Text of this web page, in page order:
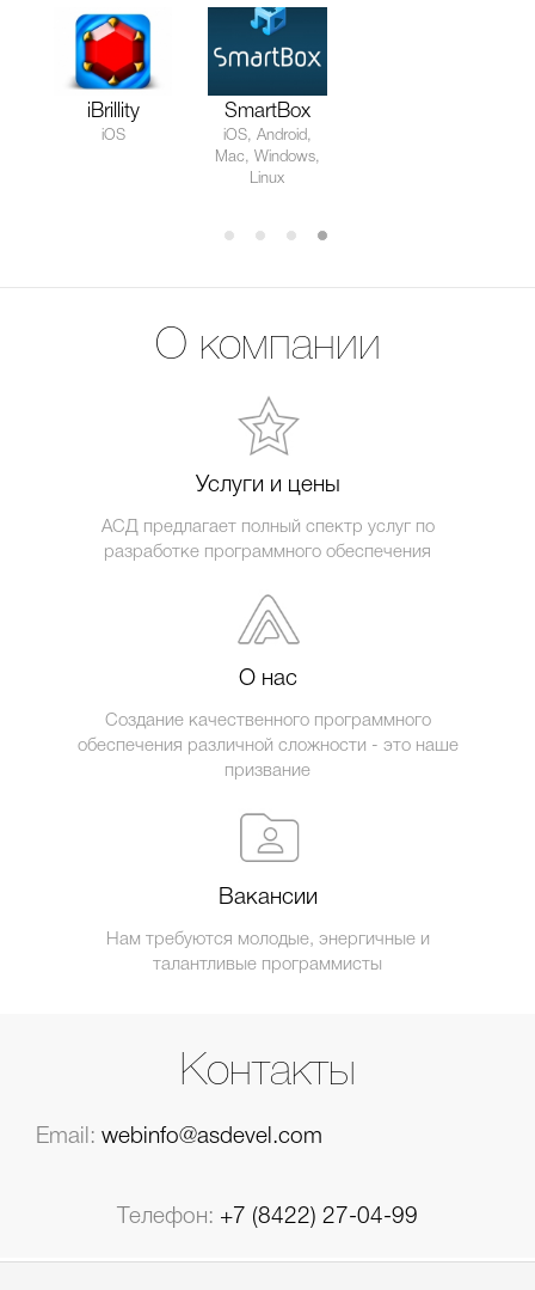
iBrillity
iOS
SmartBox
iOS, Android,
Mac, Windows,
Linux
О компании
Услуги и цены
АСД предлагает полный спектр услуг по
разработке программного обеспечения
О нас
Создание качественного программного
обеспечения различной сложности - это наше
призвание
Вакансии
Нам требуются молодые, энергичные и
талантливые программисты
Контакты
Email: webinfo@asdevel.com
Телефон: +7 (8422) 27-04-99